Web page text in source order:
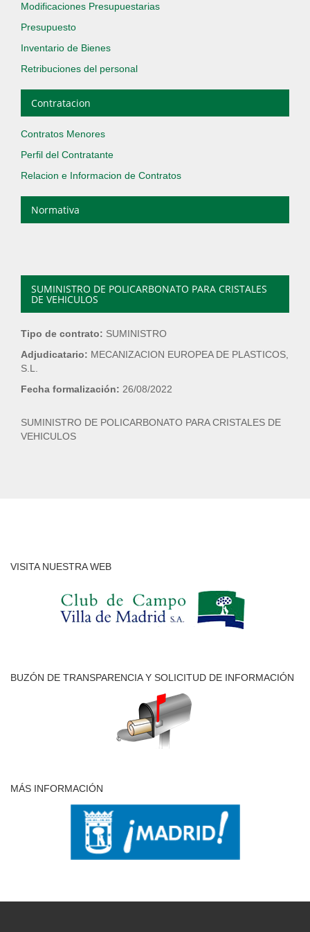
Modificaciones Presupuestarias
Presupuesto
Inventario de Bienes
Retribuciones del personal
Contratacion
Contratos Menores
Perfil del Contratante
Relacion e Informacion de Contratos
Normativa
SUMINISTRO DE POLICARBONATO PARA CRISTALES
DE VEHICULOS
Tipo de contrato: SUMINISTRO
Adjudicatario: MECANIZACION EUROPEA DE PLASTICOS,
S.L.
Fecha formalización: 26/08/2022
SUMINISTRO DE POLICARBONATO PARA CRISTALES DE
VEHICULOS
VISITA NUESTRA WEB
BUZÓN DE TRANSPARENCIA Y SOLICITUD DE INFORMACIÓN
MÁS INFORMACIÓN